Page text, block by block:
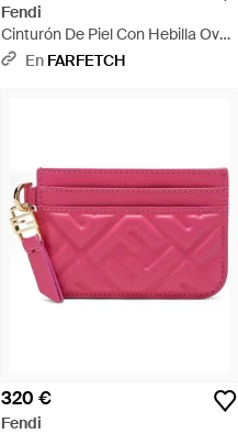
Fendi
Cinturón De Piel Con Hebilla Oval
Ff - Negro
En FARFETCH
320 €
Fendi